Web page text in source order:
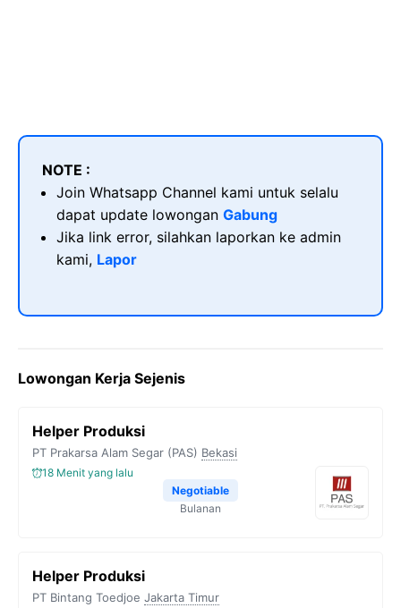
NOTE :
Join Whatsapp Channel kami untuk selalu
dapat update lowongan Gabung
Jika link error, silahkan laporkan ke admin
kami, Lapor
Lowongan Kerja Sejenis
Helper Produksi
PT Prakarsa Alam Segar (PAS) Bekasi
18 Menit yang lalu
Negotiable
Bulanan
Helper Produksi
PT Bintang Toedjoe Jakarta Timur